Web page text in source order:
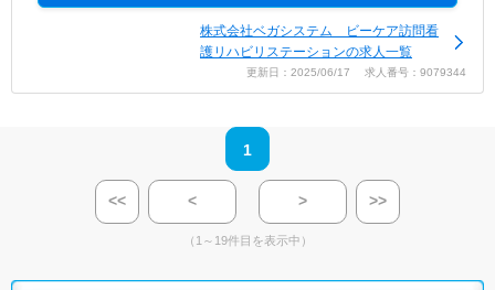
株式会社ベガシステム ビーケア訪問看
護リハビリステーションの求人一覧
更新日：2025/06/17 求人番号：9079344
1
<< < > >>
（1～19件目を表示中）